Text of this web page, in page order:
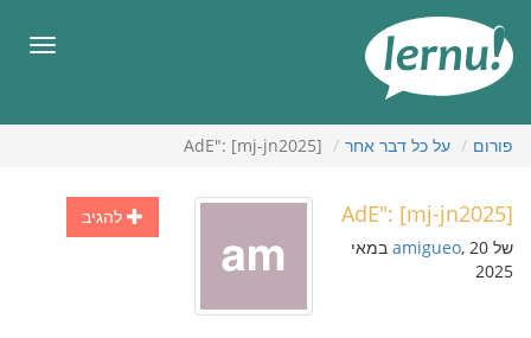
העניינים
פורום על כל דבר אחר AdE": [mj-jn2025]
להגיב AdE": [mj-jn2025]
של amigueo , 20 במאי
2025